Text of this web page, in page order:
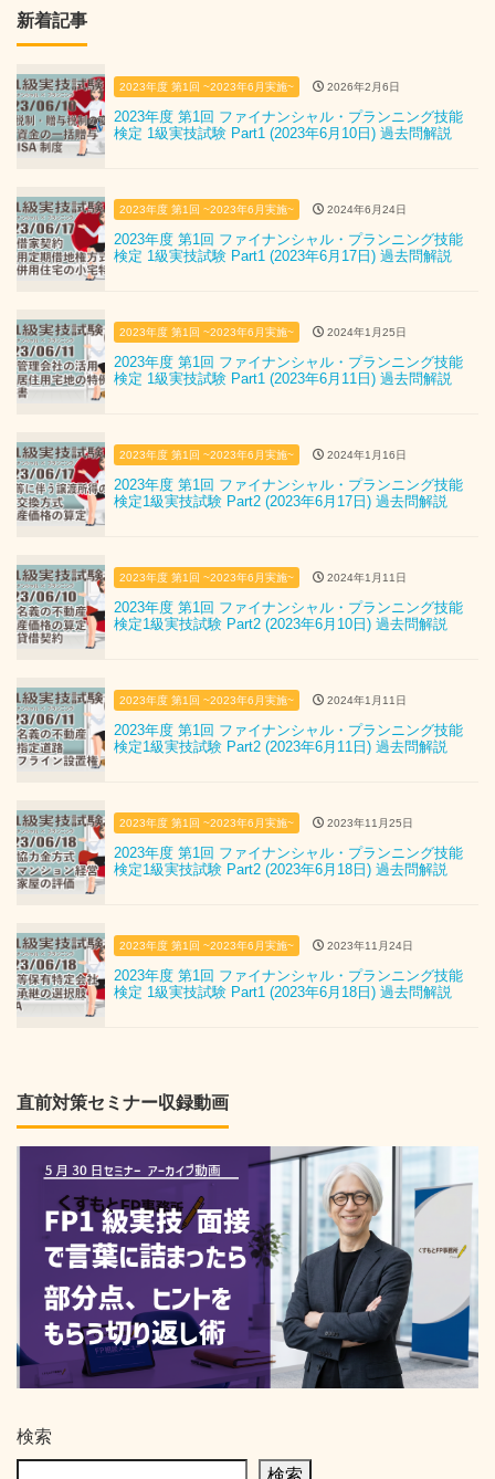
新着記事
2023年度 第1回 ~2023年6月実施~ 2026年2月6日
2023年度 第1回 ファイナンシャル・プランニング技能
検定 1級実技試験 Part1 (2023年6月10日) 過去問解説
2023年度 第1回 ~2023年6月実施~ 2024年6月24日
2023年度 第1回 ファイナンシャル・プランニング技能
検定 1級実技試験 Part1 (2023年6月17日) 過去問解説
2023年度 第1回 ~2023年6月実施~ 2024年1月25日
2023年度 第1回 ファイナンシャル・プランニング技能
検定 1級実技試験 Part1 (2023年6月11日) 過去問解説
2023年度 第1回 ~2023年6月実施~ 2024年1月16日
2023年度 第1回 ファイナンシャル・プランニング技能
検定1級実技試験 Part2 (2023年6月17日) 過去問解説
2023年度 第1回 ~2023年6月実施~ 2024年1月11日
2023年度 第1回 ファイナンシャル・プランニング技能
検定1級実技試験 Part2 (2023年6月10日) 過去問解説
2023年度 第1回 ~2023年6月実施~ 2024年1月11日
2023年度 第1回 ファイナンシャル・プランニング技能
検定1級実技試験 Part2 (2023年6月11日) 過去問解説
2023年度 第1回 ~2023年6月実施~ 2023年11月25日
2023年度 第1回 ファイナンシャル・プランニング技能
検定1級実技試験 Part2 (2023年6月18日) 過去問解説
2023年度 第1回 ~2023年6月実施~ 2023年11月24日
2023年度 第1回 ファイナンシャル・プランニング技能
検定 1級実技試験 Part1 (2023年6月18日) 過去問解説
直前対策セミナー収録動画
検索
検索